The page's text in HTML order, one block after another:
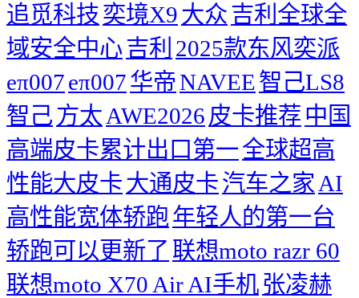
追觅科技奕境X9大众吉利全球全
域安全中心吉利 2025款东风奕派
eπ007eπ007华帝NAVEE智己LS8
智己 方太 AWE2026 皮卡推荐 中国
高端皮卡累计出口第一全球超高
性能大皮卡大通皮卡汽车之家 AI
高性能宽体轿跑年轻人的第一台
轿跑可以更新了 联想moto razr 60
联想moto X70 Air AI手机张凌赫